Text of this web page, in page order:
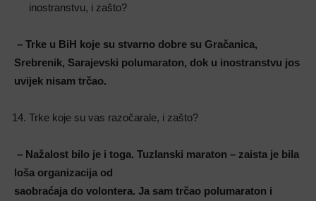
inostranstvu, i zašto?
– Trke u BiH koje su stvarno dobre su Gračanica,
Srebrenik, Sarajevski polumaraton, dok u inostranstvu jos
uvijek nisam trčao.
Trke koje su vas razočarale, i zašto?
– Nažalost bilo je i toga. Tuzlanski maraton – zaista je bila
loša organizacija od
saobraćaja do volontera. Ja sam trčao polumaraton i